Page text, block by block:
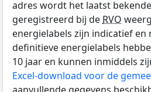
adres wordt het laatst
geregistreerd bij de RVO
energielabels zijn indicatief en
definitieve energielabels
10 jaar en kunnen inmiddels
Excel-download voor de